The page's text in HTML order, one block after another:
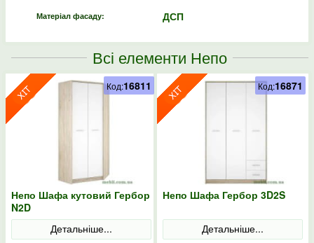
Матеріал фасаду: ДСП
Всі елементи Непо
Непо Шафа кутовий Гербор
N2D
Детальніше...
Код:16811
Непо Шафа Гербор 3D2S
Детальніше...
Код:16871